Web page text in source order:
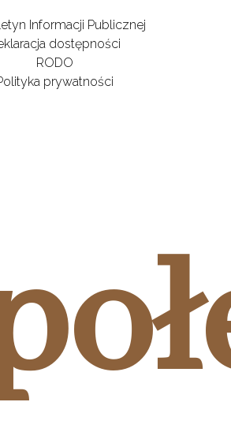
Informacji Publicznej
dostępności
RODO
prywatności